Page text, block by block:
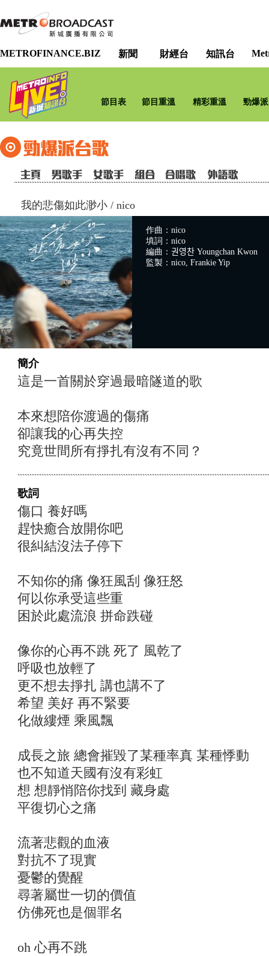
METROFINANCE.BIZ 新聞 財經台 知訊台
節目表 節目重溫 精彩重溫 勁爆
我的悲傷如此渺小 / nico
作曲：nico
填詞：nico
編曲：권영찬 Youngchan Kwon
監製：nico, Frankie Yip
簡介
這是一首關於穿過最暗隧道的歌
本來想陪你渡過的傷痛
卻讓我的心再失控
究竟世間所有掙扎有沒有不同？
歌詞
傷口 養好嗎
趕快癒合放開你吧
很糾結沒法子停下
不知你的痛 像狂風刮 像狂怒
何以你承受這些重
困於此處流浪 拼命跌碰
像你的心再不跳 死了 風乾了
呼吸也放輕了
更不想去掙扎 講也講不了
希望 美好 再不緊要
化做縷煙 乘風飄
成長之旅 總會摧毀了某種率真 某種悸動
也不知道天國有沒有彩虹
想 想靜悄陪你找到 藏身處
平復切心之痛
流著悲觀的血液
對抗不了現實
憂鬱的覺醒
尋著屬世一切的價值
仿佛死也是個罪名
oh 心再不跳